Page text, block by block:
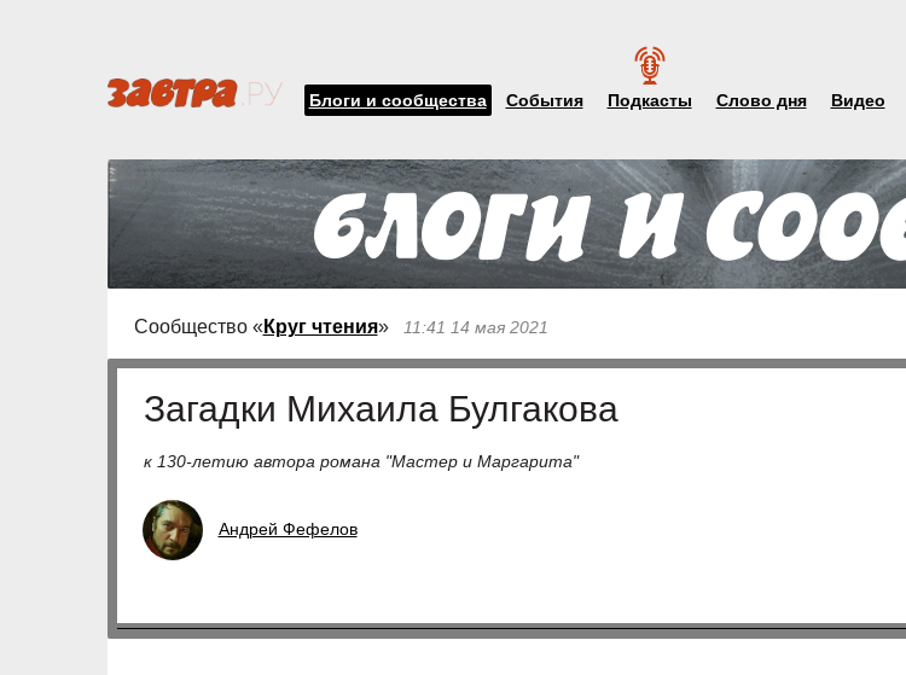
Блоги и сообщества События Подкасты Слово дня Видео
Сообщество « Круг чтения» 11:41 14 мая 2021
Загадки Михаила Булгакова
к 130-летию автора романа "Мастер и Маргарита"
Андрей Фефелов